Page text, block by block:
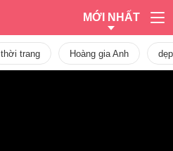
MỚI NHẤT
thời trang Hoàng gia Anh dẹp